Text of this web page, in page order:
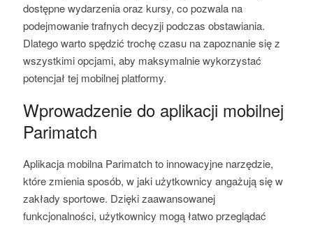
dostępne wydarzenia oraz kursy, co pozwala na
podejmowanie trafnych decyzji podczas obstawiania.
Dlatego warto spędzić trochę czasu na zapoznanie się z
wszystkimi opcjami, aby maksymalnie wykorzystać
potencjał tej mobilnej platformy.
Wprowadzenie do aplikacji mobilnej
Parimatch
Aplikacja mobilna Parimatch to innowacyjne narzędzie,
które zmienia sposób, w jaki użytkownicy angażują się w
zakłady sportowe. Dzięki zaawansowanej
funkcjonalności, użytkownicy mogą łatwo przeglądać